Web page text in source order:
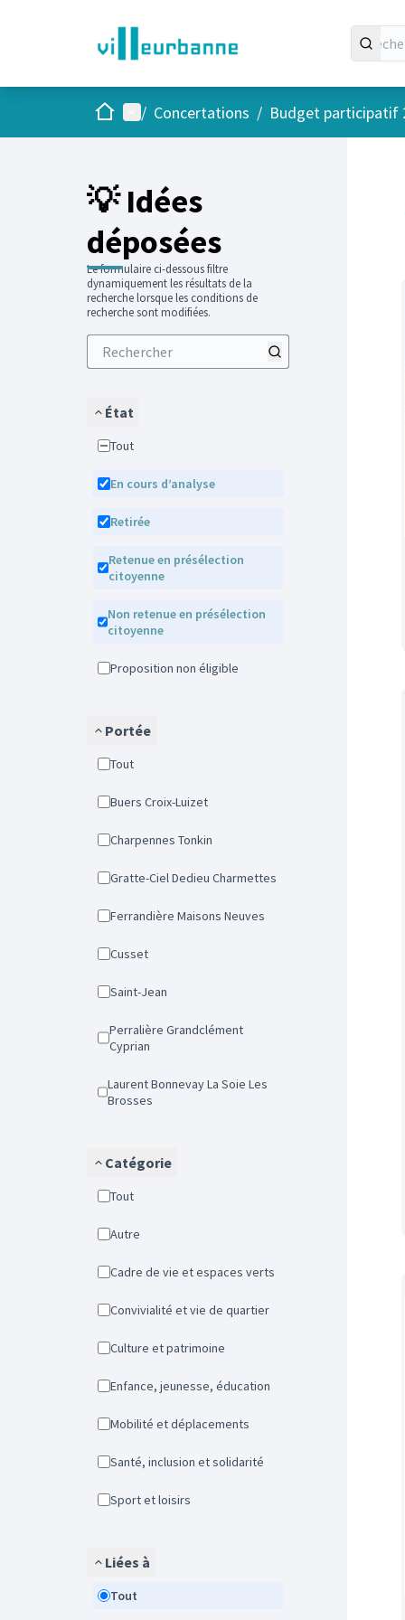
AccueilMenu principal
/ Concertations / Budget participatif
💡 Idées
déposées
Le formulaire ci-dessous filtre
dynamiquement les résultats de la
recherche lorsque les conditions de
recherche sont modifiées.
État
Tout
En cours d’analyse
Retirée
Retenue en présélection
citoyenne
Non retenue en présélection
citoyenne
Proposition non éligible
Portée
Tout
Buers Croix-Luizet
Charpennes Tonkin
Gratte-Ciel Dedieu Charmettes
Ferrandière Maisons Neuves
Cusset
Saint-Jean
Perralière Grandclément
Cyprian
Laurent Bonnevay La Soie Les
Brosses
Catégorie
Tout
Autre
Cadre de vie et espaces verts
Convivialité et vie de quartier
Culture et patrimoine
Enfance, jeunesse, éducation
Mobilité et déplacements
Santé, inclusion et solidarité
Sport et loisirs
Liées à
Tout